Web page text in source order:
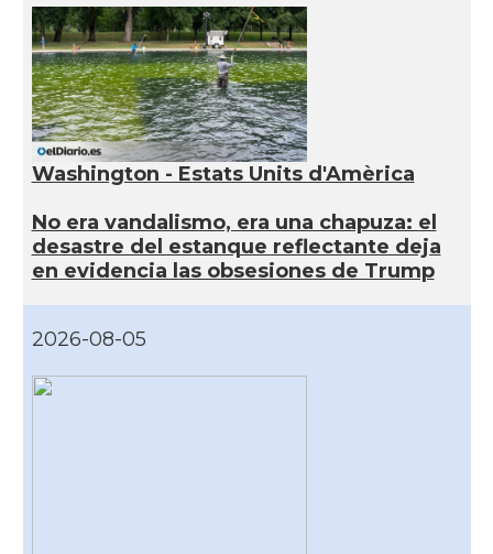
Washington - Estats Units d'Amèrica
No era vandalismo, era una chapuza: el
desastre del estanque reflectante deja
en evidencia las obsesiones de Trump
2026-08-05